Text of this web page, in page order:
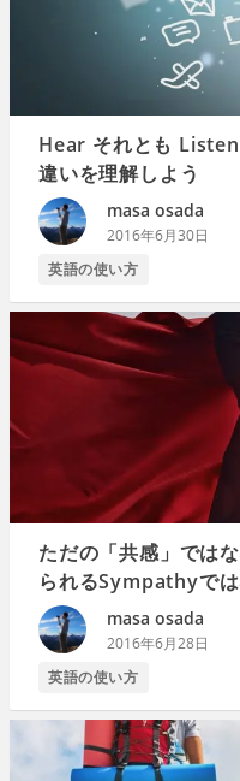
Hear それとも
違いを理解しよう
masa osada
2016年6月30日
英語の使い方
ただの「共感」では
られるSympathyで
masa osada
2016年6月28日
英語の使い方